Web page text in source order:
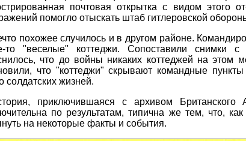
почтовая открытка с видом этого
помогло отыскать штаб гитлеровской
похожее случилось и в другом районе.
то "веселые" коттеджи. Сопоставили снимки
что до войны никаких коттеджей на этом
что "коттеджи" скрывают командные
солдатских жизней.
приключившаяся с архивом Британского
по результатам, типична же тем, что,
на некоторые факты и события.